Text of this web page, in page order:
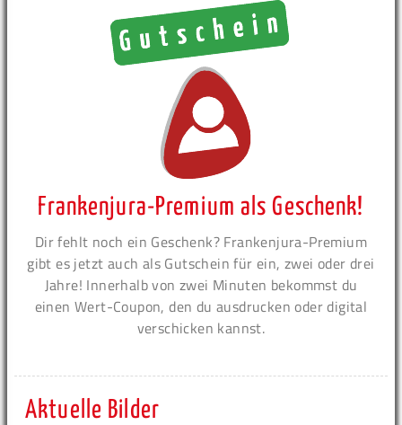
Frankenjura-Premium als Geschenk!
Dir fehlt noch ein Geschenk? Frankenjura-Premium
gibt es jetzt auch als Gutschein für ein, zwei oder drei
Jahre! Innerhalb von zwei Minuten bekommst du
einen Wert-Coupon, den du ausdrucken oder digital
verschicken kannst.
Aktuelle Bilder